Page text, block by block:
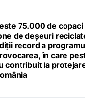
75.000 de copaci
de deșeuri
record a
în care
contribuit la